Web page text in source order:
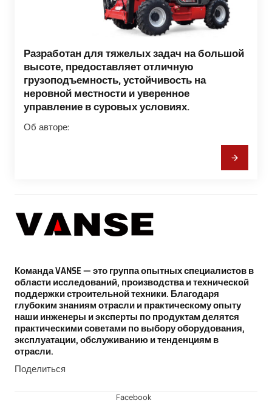
Разработан для тяжелых задач на большой
высоте, предоставляет отличную
грузоподъемность, устойчивость на
неровной местности и уверенное
управление в суровых условиях.
Об авторе:
Команда VANSE — это группа опытных специалистов в
области исследований, производства и технической
поддержки строительной техники. Благодаря
глубоким знаниям отрасли и практическому опыту
наши инженеры и эксперты по продуктам делятся
практическими советами по выбору оборудования,
эксплуатации, обслуживанию и тенденциям в
отрасли.
Поделиться
Facebook